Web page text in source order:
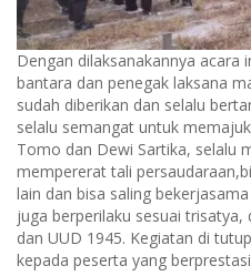
Dengan dilaksanakannya acara
bantara dan penegak laksana
sudah diberikan dan selalu
selalu semangat untuk
Tomo dan Dewi Sartika, selalu
mempererat tali
lain dan bisa saling
juga berperilaku sesuai
dan UUD 1945. Kegiatan di
kepada peserta yang